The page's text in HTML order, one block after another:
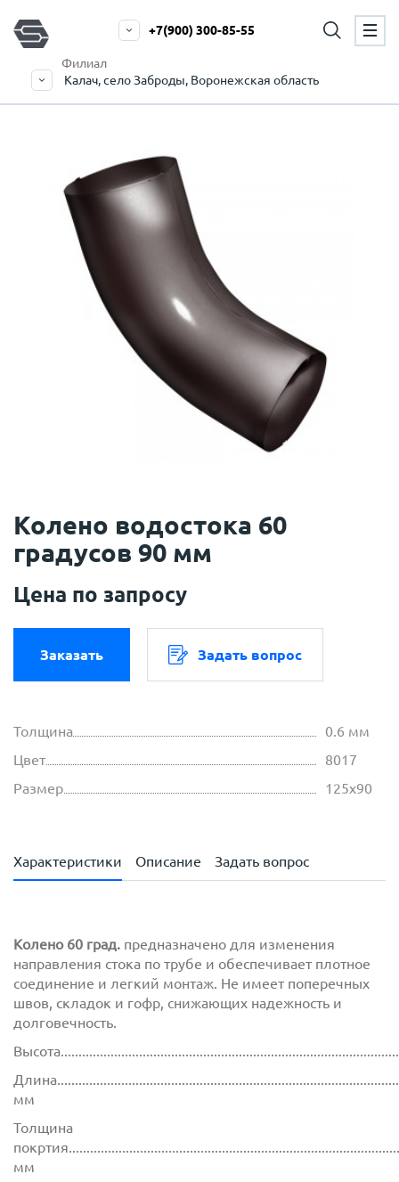
Филиал
Калач, село Заброды, Воронежская область
+7(900) 300-85-55
Колено водостока 60
градусов 90 мм
Цена по запросу
Заказать Задать вопрос
Толщина
0.6 мм
Цвет
8017
Размер
125х90
Характеристики Описание Задать вопрос
Колено 60 град. предназначено для изменения
направления стока по трубе и обеспечивает плотное
соединение и легкий монтаж. Не имеет поперечных
швов, складок и гофр, снижающих надежность и
долговечность.
мм
Толщина
мм